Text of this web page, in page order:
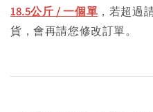
18.5公斤 / 一個單 ，若超過
貨，會再請您修改訂單。